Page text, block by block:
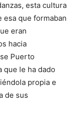
esta cultura
esa que formaban
eran
hacia
Puerto
que le ha dado
propia e
de sus